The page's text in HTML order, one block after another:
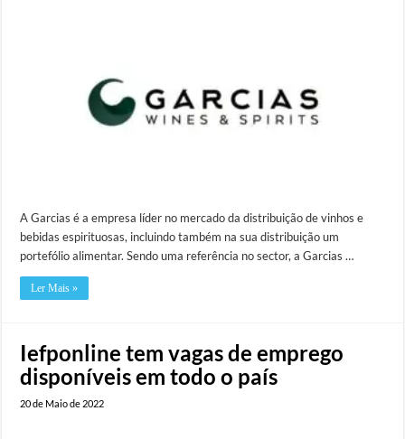
A Garcias é a empresa líder no mercado da distribuição de vinhos e
bebidas espirituosas, incluindo também na sua distribuição um
portefólio alimentar. Sendo uma referência no sector, a Garcias …
Ler Mais »
Iefponline tem vagas de emprego
disponíveis em todo o país
20 de Maio de 2022